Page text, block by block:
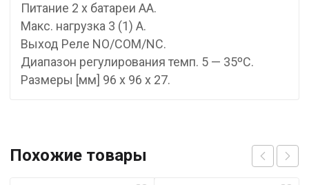
Питание 2 x батареи AA.
Макс. нагрузка 3 (1) A.
Выход Реле NO/COM/NC.
Диапазон регулирования темп. 5 — 35ºC.
Размеры [мм] 96 x 96 x 27.
Похожие товары